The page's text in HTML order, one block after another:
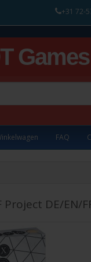
+31 72-
Games
FAQ
Project DE/EN/